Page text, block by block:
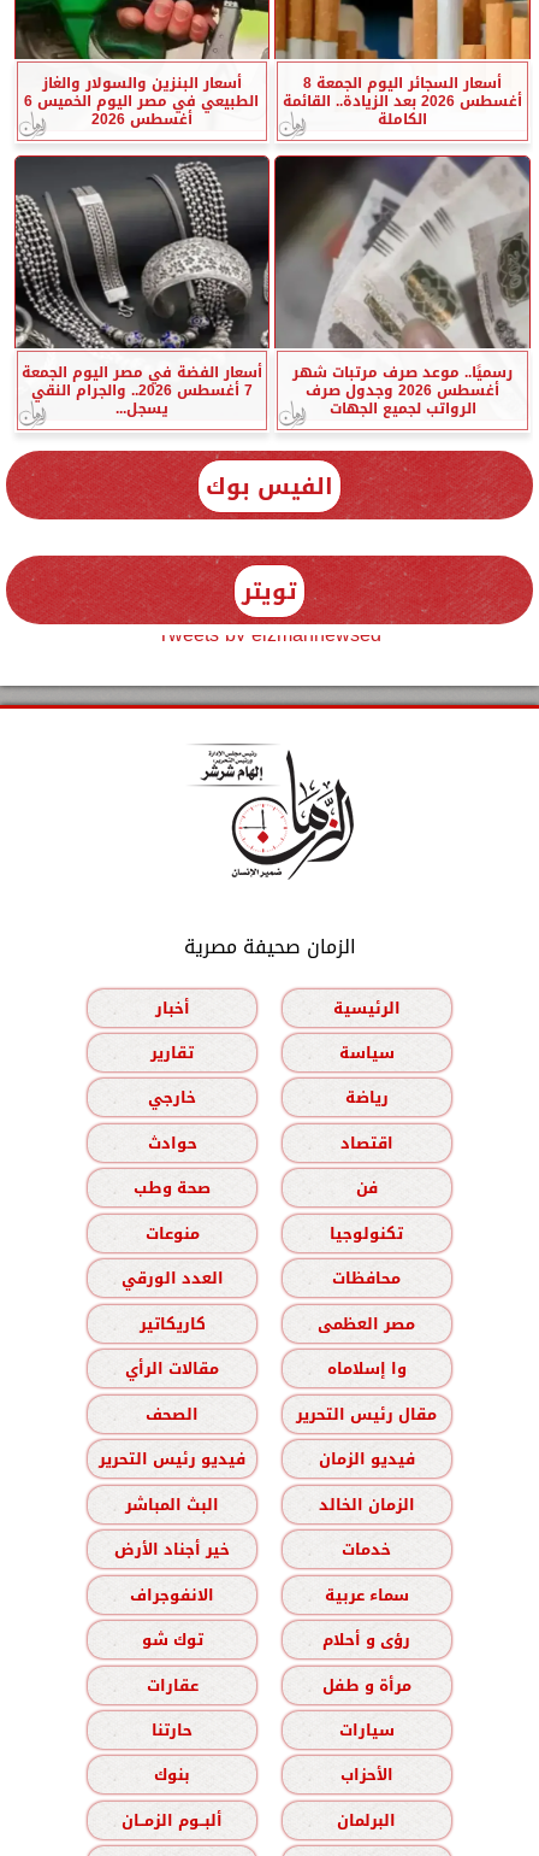
أسعار السجائر اليوم الجمعة 8
أغسطس 2026 بعد الزيادة.. القائمة
الكاملة
أسعار البنزين والسولار والغاز
الطبيعي في مصر اليوم الخميس 6
أغسطس 2026
رسميًا.. موعد صرف مرتبات شهر
أغسطس 2026 وجدول صرف
الرواتب لجميع الجهات
أسعار الفضة في مصر اليوم الجمعة
7 أغسطس 2026.. والجرام النقي
يسجل...
الفيس بوك
تويتر
Tweets by elzmannewseg
الزمان صحيفة مصرية
الرئيسية
أخبار
سياسة
تقارير
رياضة
خارجي
اقتصاد
حوادث
فن
صحة وطب
تكنولوجيا
منوعات
محافظات
العدد الورقي
مصر العظمى
كاريكاتير
وا إسلاماه
مقالات الرأي
مقال رئيس التحرير
الصحف
فيديو الزمان
فيديو رئيس التحرير
الزمان الخالد
البث المباشر
خدمات
خير أجناد الأرض
سماء عربية
الانفوجراف
رؤى و أحلام
توك شو
مرأة و طفل
عقارات
سيارات
حارتنا
الأحزاب
بنوك
البرلمان
ألبــوم الزمــان